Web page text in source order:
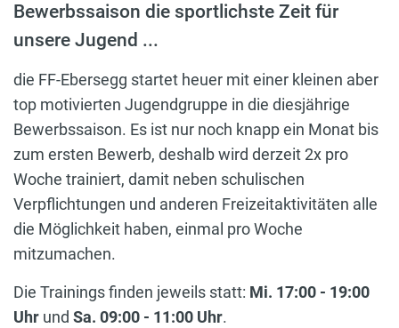
Bewerbssaison die sportlichste Zeit für
unsere Jugend ...
die FF-Ebersegg startet heuer mit einer kleinen aber
top motivierten Jugendgruppe in die diesjährige
Bewerbssaison. Es ist nur noch knapp ein Monat bis
zum ersten Bewerb, deshalb wird derzeit 2x pro
Woche trainiert, damit neben schulischen
Verpflichtungen und anderen Freizeitaktivitäten alle
die Möglichkeit haben, einmal pro Woche
mitzumachen.
Die Trainings finden jeweils statt: Mi. 17:00 - 19:00
Uhr und Sa. 09:00 - 11:00 Uhr.